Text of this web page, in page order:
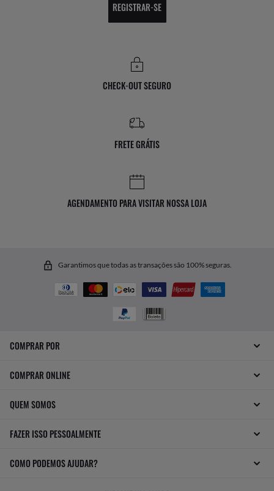
REGISTRAR-SE
CHECK-OUT SEGURO
FRETE GRÁTIS
AGENDAMENTO PARA VISITAR NOSSA LOJA
Garantimos que todas as transações são 100% seguras.
COMPRAR POR
COMPRAR ONLINE
QUEM SOMOS
FAZER ISSO PESSOALMENTE
COMO PODEMOS AJUDAR?